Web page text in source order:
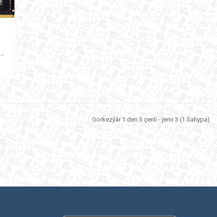
4800MHZ CRUCIAL
Görkezýär 1 den 3 çenli - jemi 3 (1 Sahypa)